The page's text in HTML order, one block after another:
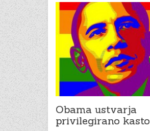
Obama ustvarja
privilegirano kasto